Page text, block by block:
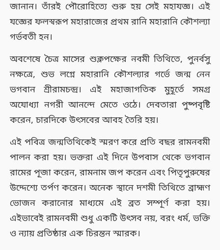
জানান। তাঁরই পৌরোহিত্যে শুরু হয় সেই মহাযজ্ঞ। এই
যজ্ঞের ফলস্বরূপ মহারাজের প্রথম রানি মহারানি কৌশল্যা
গর্ভবতী হন।
অবশেষে চৈত্র মাসের শুক্লপক্ষের নবমী তিথিতে, পুনর্বসু
নক্ষত্রে, শুভ লগ্নে মহারানি কৌশল্যার গর্ভে জন্ম নেন
ভগবান শ্রীরামচন্দ্র। এই মহাজাগতিক মুহূর্তে সমগ্র
অযোধ্যা নগরী আনন্দে মেতে ওঠে। দেবতারা পুষ্পবৃষ্টি
করেন, চারদিকে উৎসবের আবহ তৈরি হয়।
এই পবিত্র জন্মতিথিকেই স্মরণ করে প্রতি বছর রামনবমী
পালন করা হয়। ভক্তরা এই দিনে উপবাস থেকে ভগবান
রামের পূজা করেন, রামনাম জপ করেন এবং পিতৃপুরুষের
উদ্দেশ্যে তর্পণ করেন। অনেক স্থানে দশমী তিথিতে ব্রাহ্মণ
ভোজন করানোর মাধ্যমে এই ব্রত সম্পূর্ণ করা হয়।
এইভাবেই রামনবমী শুধু একটি উৎসব নয়, বরং ধর্ম, ভক্তি
ও ন্যায় প্রতিষ্ঠার এক চিরন্তন স্মারক।